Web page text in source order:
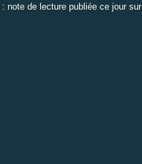
: note de lecture publiée ce jour sur